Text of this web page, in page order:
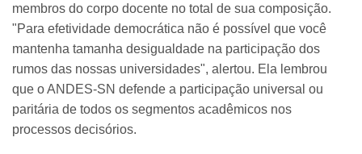
membros do corpo docente no total de sua composição.
"Para efetividade democrática não é possível que você
mantenha tamanha desigualdade na participação dos
rumos das nossas universidades", alertou. Ela lembrou
que o ANDES-SN defende a participação universal ou
paritária de todos os segmentos acadêmicos nos
processos decisórios.